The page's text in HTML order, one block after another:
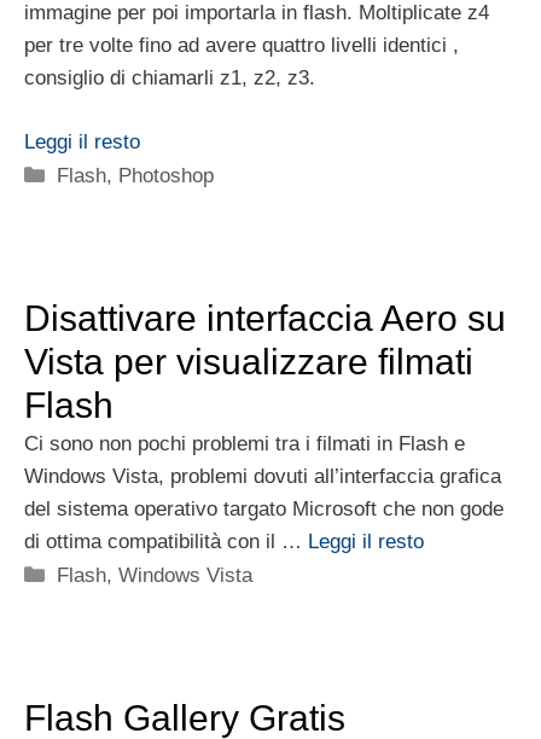
immagine per poi importarla in flash. Moltiplicate z4
per tre volte fino ad avere quattro livelli identici ,
consiglio di chiamarli z1, z2, z3.
Leggi il resto
Categorie
Flash, Photoshop
Disattivare interfaccia Aero su
Vista per visualizzare filmati
Flash
Ci sono non pochi problemi tra i filmati in Flash e
Windows Vista, problemi dovuti all’interfaccia grafica
del sistema operativo targato Microsoft che non gode
di ottima compatibilità con il … Leggi il resto
Categorie
Flash,Windows Vista
Flash Gallery Gratis